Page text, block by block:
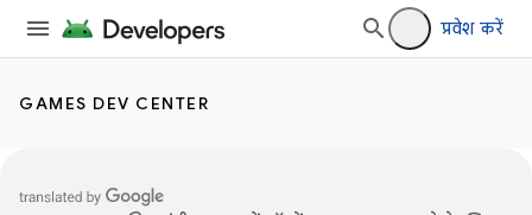
प्रवेश करें
GAMES DEV CENTER